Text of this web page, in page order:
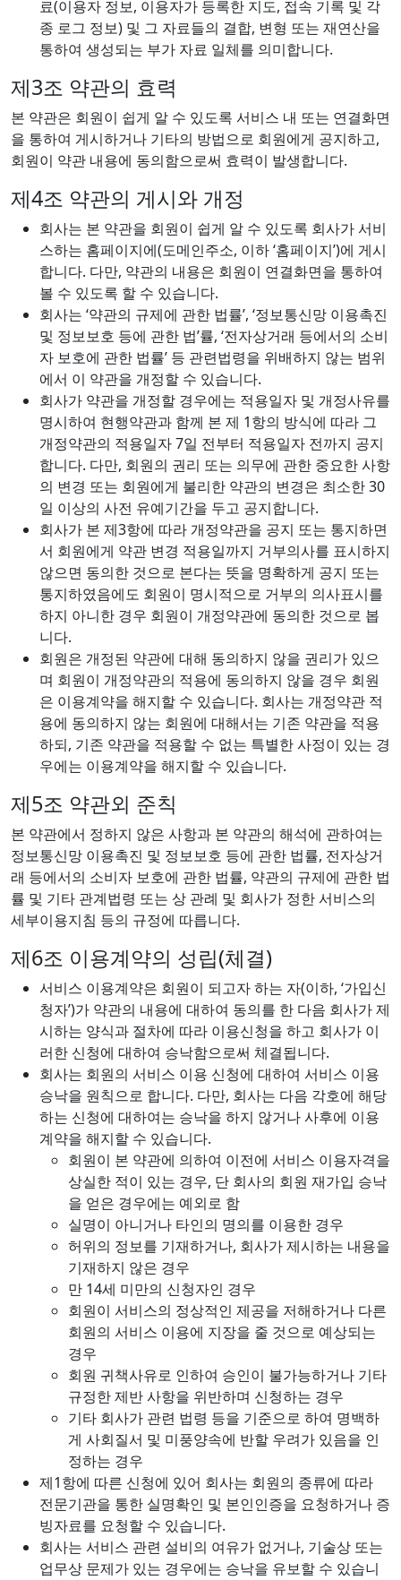
료(이용자 정보, 이용자가 등록한 지도, 접속 기록 및 각
종 로그 정보) 및 그 자료들의 결합, 변형 또는 재연산을
통하여 생성되는 부가 자료 일체를 의미합니다.
제3조 약관의 효력
본 약관은 회원이 쉽게 알 수 있도록 서비스 내 또는 연결화면
을 통하여 게시하거나 기타의 방법으로 회원에게 공지하고,
회원이 약관 내용에 동의함으로써 효력이 발생합니다.
제4조 약관의 게시와 개정
회사는 본 약관을 회원이 쉽게 알 수 있도록 회사가 서비
스하는 홈페이지에(도메인주소, 이하 ‘홈페이지’)에 게시
합니다. 다만, 약관의 내용은 회원이 연결화면을 통하여
볼 수 있도록 할 수 있습니다.
회사는 ‘약관의 규제에 관한 법률’, ‘정보통신망 이용촉진
및 정보보호 등에 관한 법’률, ‘전자상거래 등에서의 소비
자 보호에 관한 법률’ 등 관련법령을 위배하지 않는 범위
에서 이 약관을 개정할 수 있습니다.
회사가 약관을 개정할 경우에는 적용일자 및 개정사유를
명시하여 현행약관과 함께 본 제 1항의 방식에 따라 그
개정약관의 적용일자 7일 전부터 적용일자 전까지 공지
합니다. 다만, 회원의 권리 또는 의무에 관한 중요한 사항
의 변경 또는 회원에게 불리한 약관의 변경은 최소한 30
일 이상의 사전 유예기간을 두고 공지합니다.
회사가 본 제3항에 따라 개정약관을 공지 또는 통지하면
서 회원에게 약관 변경 적용일까지 거부의사를 표시하지
않으면 동의한 것으로 본다는 뜻을 명확하게 공지 또는
통지하였음에도 회원이 명시적으로 거부의 의사표시를
하지 아니한 경우 회원이 개정약관에 동의한 것으로 봅
니다.
회원은 개정된 약관에 대해 동의하지 않을 권리가 있으
며 회원이 개정약관의 적용에 동의하지 않을 경우 회원
은 이용계약을 해지할 수 있습니다. 회사는 개정약관 적
용에 동의하지 않는 회원에 대해서는 기존 약관을 적용
하되, 기존 약관을 적용할 수 없는 특별한 사정이 있는 경
우에는 이용계약을 해지할 수 있습니다.
제5조 약관외 준칙
본 약관에서 정하지 않은 사항과 본 약관의 해석에 관하여는
정보통신망 이용촉진 및 정보보호 등에 관한 법률, 전자상거
래 등에서의 소비자 보호에 관한 법률, 약관의 규제에 관한 법
률 및 기타 관계법령 또는 상 관례 및 회사가 정한 서비스의
세부이용지침 등의 규정에 따릅니다.
제6조 이용계약의 성립(체결)
서비스 이용계약은 회원이 되고자 하는 자(이하, ‘가입신
청자’)가 약관의 내용에 대하여 동의를 한 다음 회사가 제
시하는 양식과 절차에 따라 이용신청을 하고 회사가 이
러한 신청에 대하여 승낙함으로써 체결됩니다.
회사는 회원의 서비스 이용 신청에 대하여 서비스 이용
승낙을 원칙으로 합니다. 다만, 회사는 다음 각호에 해당
하는 신청에 대하여는 승낙을 하지 않거나 사후에 이용
계약을 해지할 수 있습니다.
회원이 본 약관에 의하여 이전에 서비스 이용자격을
상실한 적이 있는 경우, 단 회사의 회원 재가입 승낙
을 얻은 경우에는 예외로 함
실명이 아니거나 타인의 명의를 이용한 경우
허위의 정보를 기재하거나, 회사가 제시하는 내용을
기재하지 않은 경우
만 14세 미만의 신청자인 경우
회원이 서비스의 정상적인 제공을 저해하거나 다른
회원의 서비스 이용에 지장을 줄 것으로 예상되는
경우
회원 귀책사유로 인하여 승인이 불가능하거나 기타
규정한 제반 사항을 위반하며 신청하는 경우
기타 회사가 관련 법령 등을 기준으로 하여 명백하
게 사회질서 및 미풍양속에 반할 우려가 있음을 인
정하는 경우
제1항에 따른 신청에 있어 회사는 회원의 종류에 따라
전문기관을 통한 실명확인 및 본인인증을 요청하거나 증
빙자료를 요청할 수 있습니다.
회사는 서비스 관련 설비의 여유가 없거나, 기술상 또는
업무상 문제가 있는 경우에는 승낙을 유보할 수 있습니